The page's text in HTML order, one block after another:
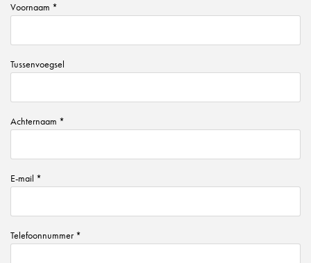
Voornaam *
Tussenvoegsel
Achternaam *
E-mail *
Telefoonnummer *